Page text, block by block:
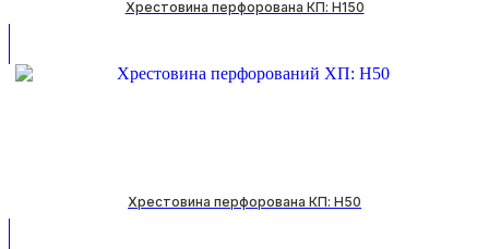
Хрестовина перфорована КП: H150
Хрестовина перфорована КП: H50